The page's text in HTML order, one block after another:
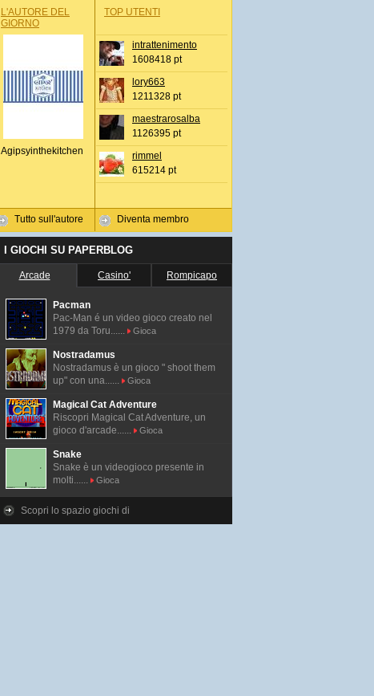
L'AUTORE DEL
GIORNO
Agipsyinthekitchen
Tutto sull'autore
TOP UTENTI
intrattenimento
1608418 pt
lory663
1211328 pt
maestrarosalba
1126395 pt
rimmel
615214 pt
Diventa membro
I GIOCHI SU PAPERBLOG
Arcade Casino' Rompicapo
Pacman
Pac-Man é un video gioco creato nel
1979 da Toru......
Gioca
Nostradamus
Nostradamus è un gioco " shoot them
up" con una......
Gioca
Magical Cat Adventure
Riscopri Magical Cat Adventure, un
gioco d'arcade......
Gioca
Snake
Snake è un videogioco presente in
molti......
Gioca
Scopri lo spazio giochi di